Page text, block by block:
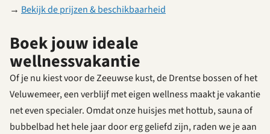
→ Bekijk de prijzen & beschikbaarheid
Boek jouw ideale
wellnessvakantie
Of je nu kiest voor de Zeeuwse kust, de Drentse bossen of het
Veluwemeer, een verblijf met eigen wellness maakt je vakantie
net even specialer. Omdat onze huisjes met hottub, sauna of
bubbelbad het hele jaar door erg geliefd zijn, raden we je aan